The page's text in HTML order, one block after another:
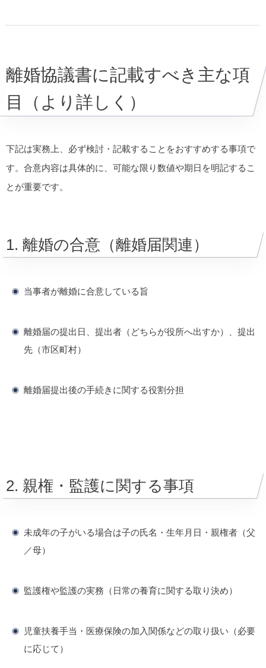
離婚協議書に記載すべき主な項
目（より詳しく）
下記は実務上、必ず検討・記載することをおすすめする事項で
す。合意内容は具体的に、可能な限り数値や期日を明記するこ
とが重要です。
1. 離婚の合意（離婚届関連）
当事者が離婚に合意している旨
離婚届の提出日、提出者（どちらが役所へ出すか）、提出
先（市区町村）
離婚届提出後の手続きに関する役割分担
2. 親権・監護に関する事項
未成年の子がいる場合は子の氏名・生年月日・親権者（父
／母）
監護権や監護の実務（日常の養育に関する取り決め）
児童扶養手当・医療保険の加入関係などの取り扱い（必要
に応じて）